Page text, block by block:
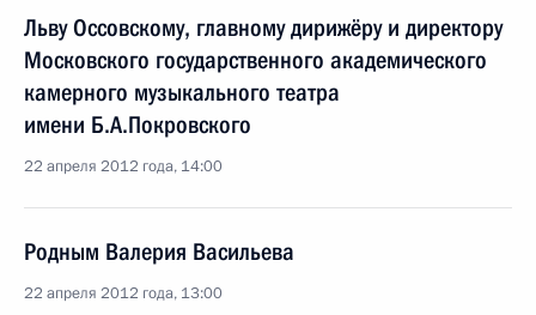
Льву Оссовскому, главному дирижёру и директору
Московского государственного академического
камерного музыкального театра
имени Б.А.Покровского
22 апреля 2012 года, 14:00
Родным Валерия Васильева
22 апреля 2012 года, 13:00